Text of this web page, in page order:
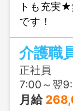
トも充実
です！
介護職
正社員
7:00～翌9:30の間で勤務 【例】 早出 7：00
月給 268,000円～305,000